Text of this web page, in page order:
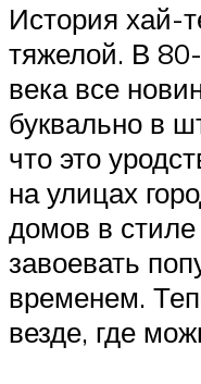
История хай-
тяжелой. В
века все
буквально в
что это
на улицах
домов в стиле
завоевать
временем.
везде, где